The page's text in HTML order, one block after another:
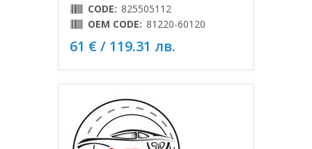
CODE: 825505112
OEM CODE: 81220-60120
61 € / 119.31 лв.